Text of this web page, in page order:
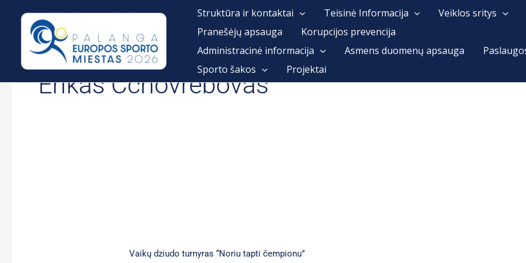
Struktūra ir kontaktai Teisinė Informacija
Veiklos sritys
Pranešėjų apsauga
Korupcijos prevencija
Administracinė informacija
Asmens duomenų apsauga
Sporto šakos
Projektai
Erikas Cchovrebovas
Vaikų dziudo turnyras “Noriu tapti čempionu”
Vaikų